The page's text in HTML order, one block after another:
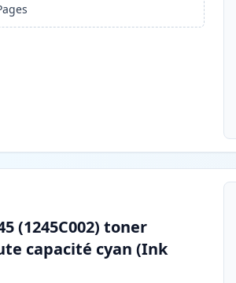
(1245C002) toner
capacité cyan (Ink